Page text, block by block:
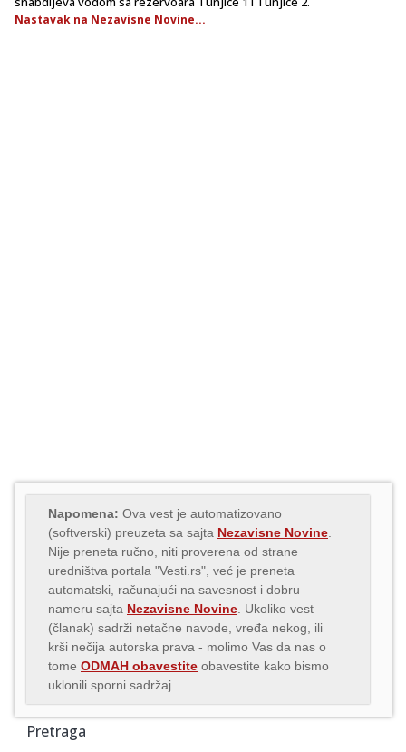
Nastavak na Nezavisne Novine...
Napomena: Ova vest je automatizovano
(softverski) preuzeta sa sajta Nezavisne Novine
Nije preneta ručno, niti proverena od strane
uredništva portala "Vesti.rs", već je preneta
automatski, računajući na savesnost i dobru
nameru sajta Nezavisne Novine . Ukoliko vest
(članak) sadrži netačne navode, vređa nekog, ili
krši nečija autorska prava - molimo Vas da nas o
tome ODMAH obavestite obavestite kako bismo
uklonili sporni sadržaj.
Pretraga